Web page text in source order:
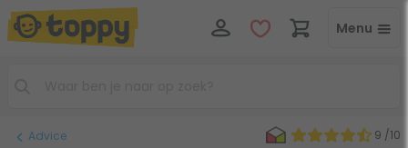
Menu
Advice 9 /10